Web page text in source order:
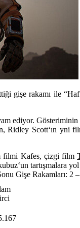
gişe rakamı ile
ediyor.
Ridley Scott‘ın yni
filmi Kafes, çizgi film
‘un tartışmalara
Gişe Rakamları: 2